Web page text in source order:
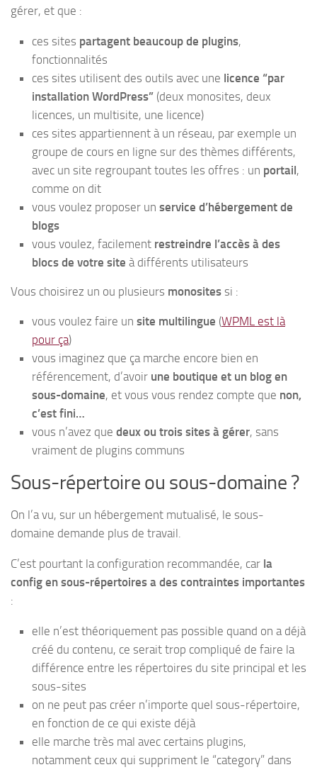
gérer, et que :
ces sites partagent beaucoup de plugins,
fonctionnalités
ces sites utilisent des outils avec une licence “par
installation WordPress” (deux monosites, deux
licences, un multisite, une licence)
ces sites appartiennent à un réseau, par exemple un
groupe de cours en ligne sur des thèmes différents,
avec un site regroupant toutes les offres : un portail,
comme on dit
vous voulez proposer un service d’hébergement de
blogs
vous voulez, facilement restreindre l’accès à des
blocs de votre site à différents utilisateurs
Vous choisirez un ou plusieurs monosites si :
vous voulez faire un site multilingue (WPML est là
pour ça)
vous imaginez que ça marche encore bien en
référencement, d’avoir une boutique et un blog en
sous-domaine, et vous vous rendez compte que non,
c’est fini…
vous n’avez que deux ou trois sites à gérer, sans
vraiment de plugins communs
Sous-répertoire ou sous-domaine ?
On l’a vu, sur un hébergement mutualisé, le sous-
domaine demande plus de travail.
C’est pourtant la configuration recommandée, car la
config en sous-répertoires a des contraintes importantes
:
elle n’est théoriquement pas possible quand on a déjà
créé du contenu, ce serait trop compliqué de faire la
différence entre les répertoires du site principal et les
sous-sites
on ne peut pas créer n’importe quel sous-répertoire,
en fonction de ce qui existe déjà
elle marche très mal avec certains plugins,
notamment ceux qui suppriment le “category” dans